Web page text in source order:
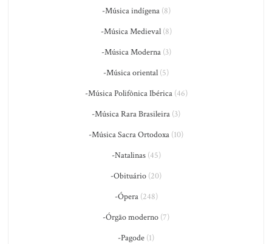
-Música indígena(8)
-Música Medieval(8)
-Música Moderna(3)
-Música oriental (5)
-Música Polifônica Ibérica(46)
-Música Rara Brasileira (3)
-Música Sacra Ortodoxa (10)
-Natalinas(45)
-Obituário (20)
-Ópera(248)
-Órgão moderno (7)
-Pagode (1)